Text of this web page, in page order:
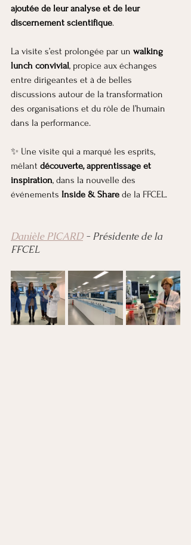
ajoutée de leur analyse et de leur
discernement scientifique.
La visite s’est prolongée par un walking
lunch convivial, propice aux échanges
entre dirigeantes et à de belles
discussions autour de la transformation
des organisations et du rôle de l’humain
dans la performance.
✨ Une visite qui a marqué les esprits,
mêlant découverte, apprentissage et
inspiration, dans la nouvelle des
événements Inside & Share de la FFCEL.
Danièle PICARD - Présidente de la
FFCEL